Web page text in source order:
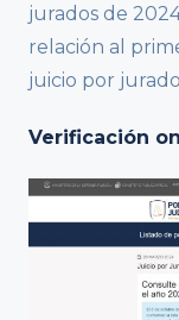
jurados de
relación al
juicio por
Verificación